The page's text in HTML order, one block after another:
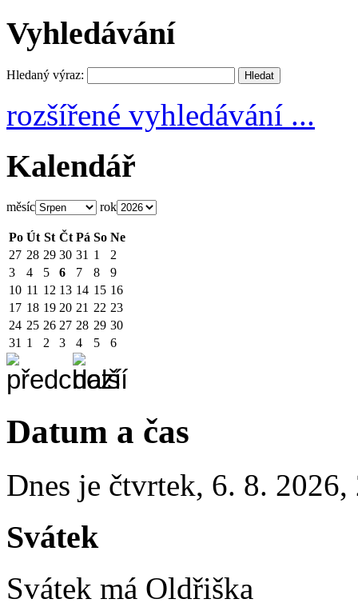
Vyhledávání
Hledaný výraz:
rozšířené vyhledávání ...
Kalendář
měsíc rok
Po Út St Čt Pá So Ne
27 28 29 30 31 1
2
3
4 5 6 7 8
9
10 11 12 13 14 15 16
17 18 19 20 21 22 23
24 25 26 27 28 29 30
31 1 2 3 4 5 6
Datum a čas
Dnes je čtvrtek, 6. 8. 2026,
Svátek
Svátek má Oldřiška